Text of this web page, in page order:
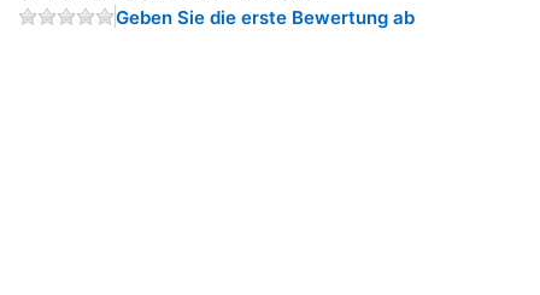
Geben Sie die erste Bewertung ab